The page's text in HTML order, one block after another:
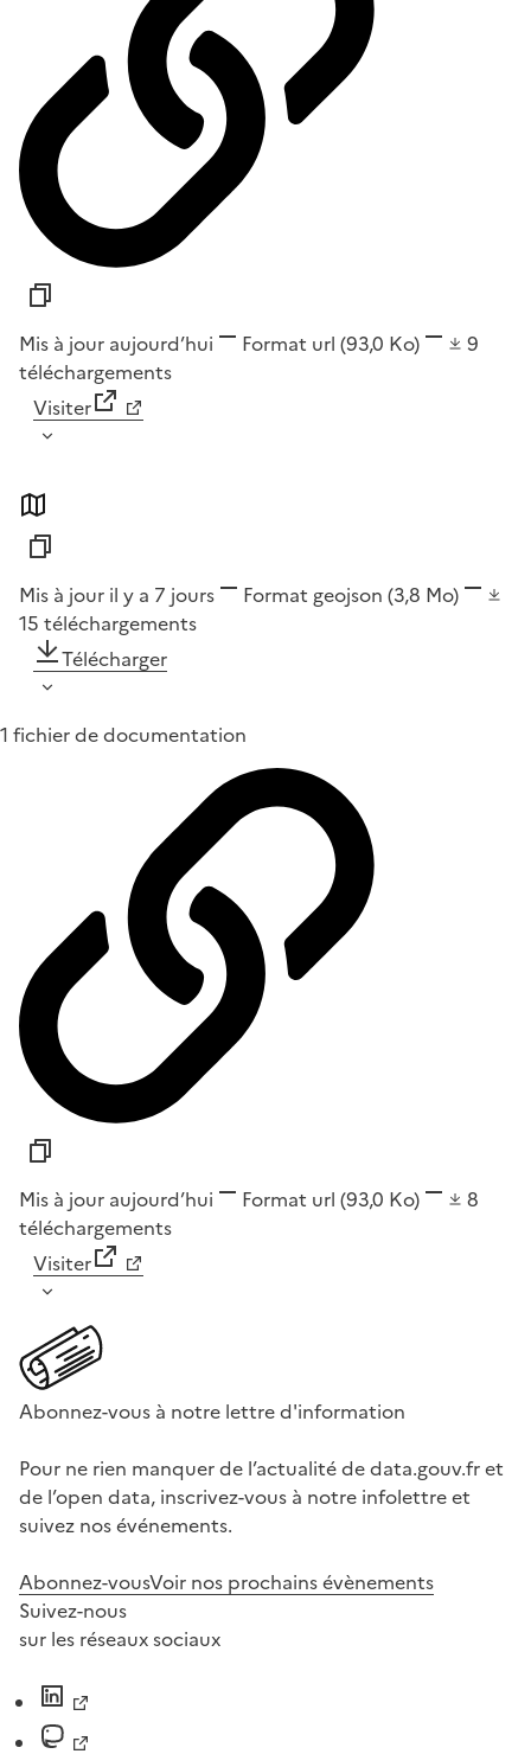
Mis à jour aujourd’hui Format url (93,0 Ko)
9
téléchargements
Visiter
Mis à jour il y a 7 jours Format geojson (3,8 Mo)
15 téléchargements
Télécharger
1 fichier de documentation
Mis à jour aujourd’hui Format url (93,0 Ko)
8
téléchargements
Visiter
Abonnez-vous à notre lettre d'information
Pour ne rien manquer de l’actualité de data.gouv.fr et
de l’open data, inscrivez-vous à notre infolettre et
suivez nos événements.
Abonnez-vousVoir nos prochains évènements
Suivez-nous
sur les réseaux sociaux